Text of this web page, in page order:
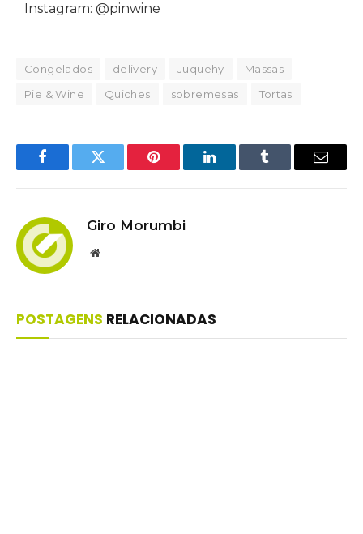
Instagram: @pinwine
Congelados delivery Juquehy
Massas
Pie & Wine
Quiches sobremesas Tortas
FacebookTwitter Pinterest LinkedInTumblr Email
Giro Morumbi
Website
POSTAGENS RELACIONADAS